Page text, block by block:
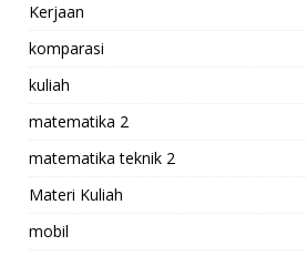
Kerjaan
komparasi
kuliah
matematika 2
matematika teknik 2
Materi Kuliah
mobil